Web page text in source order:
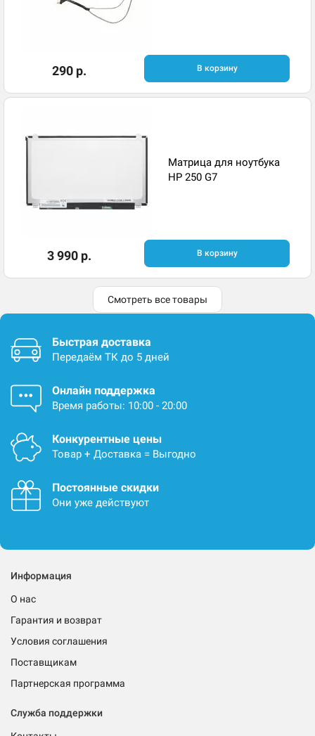
290 р. В корзину
Матрица для ноутбука
HP 250 G7
3 990 р. В корзину
Смотреть все товары
Быстрая доставка
Передаём ТК до 5 дней
Онлайн поддержка
Время работы: 10:00 - 20:00
Конкурентные цены
Товар + Доставка = Выгодно
Постоянные скидки
Они уже действуют
Информация
О нас
Гарантия и возврат
Условия соглашения
Поставщикам
Партнерская программа
Служба поддержки